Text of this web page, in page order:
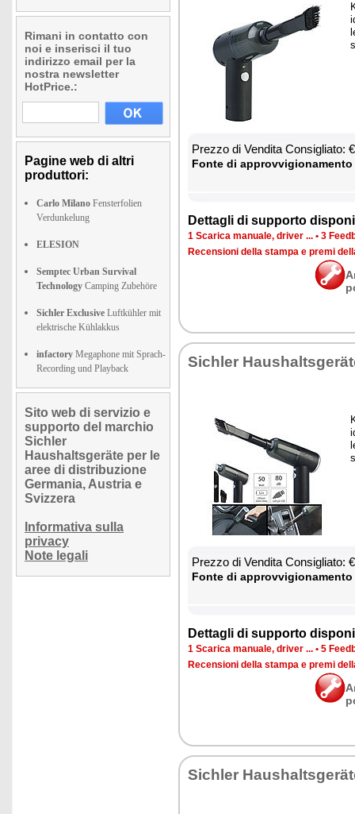
Rimani in contatto con
noi e inserisci il tuo
indirizzo email per la
nostra newsletter
HotPrice.:
Pagine web di altri
produttori:
Carlo Milano Fensterfolien
Verdunkelung
ELESION
Semptec Urban Survival
Technology Camping Zubehöre
Sichler Exclusive Luftkühler mit
elektrische Kühlakkus
infactory Megaphone mit Sprach-
Recording und Playback
Sito web di servizio e
supporto del marchio
Sichler
Haushaltsgeräte per le
aree di distribuzione
Germania, Austria e
Svizzera
Informativa sulla
privacy
Note legali
Prez­zo di Ven­di­ta Con­si­glia­to:
Fon­te di
Det­ta­gli di sup­por­to
1 Sca­ri­ca ma­nua­le, dri­ver ... • 3
Re­cen­sio­ni del­la stam­pa e pre­mi
Si­chler
Prez­zo di Ven­di­ta Con­si­glia­to:
Fon­te di
Det­ta­gli di sup­por­to
1 Sca­ri­ca ma­nua­le, dri­ver ... • 5
Re­cen­sio­ni del­la stam­pa e pre­mi
Si­chler